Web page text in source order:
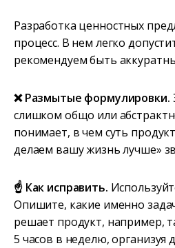
Разработка ценностных
процесс. В нем легко
рекомендуем быть
❌ Размытые формулировки.
слишком общо или
понимает, в чем суть
делаем вашу жизнь лучше»
☝️ Как исправить.
Опишите, какие именно
решает продукт, например,
5 часов в неделю, организуя